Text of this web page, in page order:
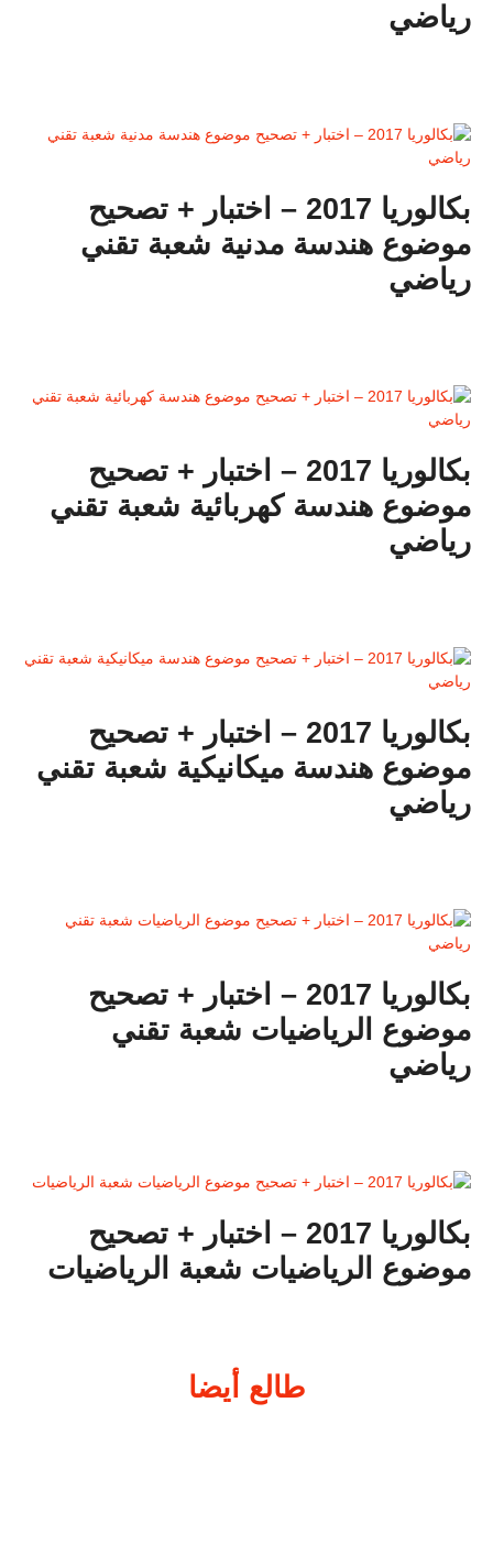
رياضي
بكالوريا 2017 – اختبار + تصحيح
موضوع هندسة مدنية شعبة تقني
رياضي
بكالوريا 2017 – اختبار + تصحيح
موضوع هندسة كهربائية شعبة تقني
رياضي
بكالوريا 2017 – اختبار + تصحيح
موضوع هندسة ميكانيكية شعبة تقني
رياضي
بكالوريا 2017 – اختبار + تصحيح
موضوع الرياضيات شعبة تقني
رياضي
بكالوريا 2017 – اختبار + تصحيح
موضوع الرياضيات شعبة الرياضيات
طالع أيضا